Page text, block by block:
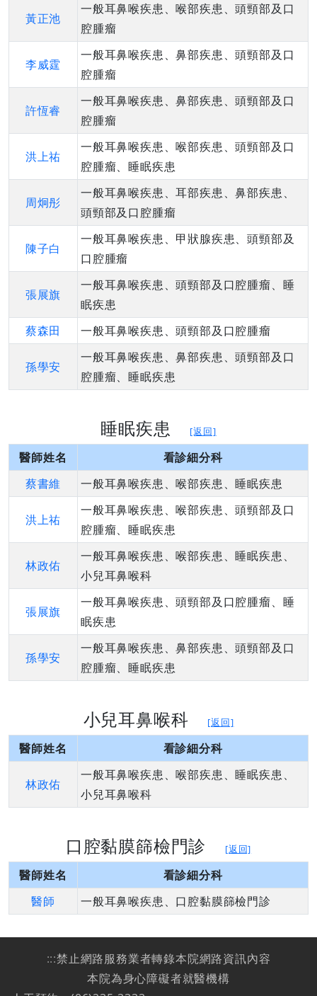
黃正池
一般耳鼻喉疾患、喉部疾患、頭頸部及口
腔腫瘤
李威霆
一般耳鼻喉疾患、鼻部疾患、頭頸部及口
腔腫瘤
許恆睿
一般耳鼻喉疾患、鼻部疾患、頭頸部及口
腔腫瘤
洪上祐
一般耳鼻喉疾患、喉部疾患、頭頸部及口
腔腫瘤、睡眠疾患
周炯彤
一般耳鼻喉疾患、耳部疾患、鼻部疾患、
頭頸部及口腔腫瘤
陳子白
一般耳鼻喉疾患、甲狀腺疾患、頭頸部及
口腔腫瘤
張展旗
一般耳鼻喉疾患、頭頸部及口腔腫瘤、睡
眠疾患
蔡森田
一般耳鼻喉疾患、頭頸部及口腔腫瘤
孫學安
一般耳鼻喉疾患、鼻部疾患、頭頸部及口
腔腫瘤、睡眠疾患
睡眠疾患 [返回]
醫師姓名
看診細分科
蔡書維
一般耳鼻喉疾患、喉部疾患、睡眠疾患
洪上祐
一般耳鼻喉疾患、喉部疾患、頭頸部及口
腔腫瘤、睡眠疾患
林政佑
一般耳鼻喉疾患、喉部疾患、睡眠疾患、
小兒耳鼻喉科
張展旗
一般耳鼻喉疾患、頭頸部及口腔腫瘤、睡
眠疾患
孫學安
一般耳鼻喉疾患、鼻部疾患、頭頸部及口
腔腫瘤、睡眠疾患
小兒耳鼻喉科 [返回]
醫師姓名 看診細分科
林政佑
一般耳鼻喉疾患、喉部疾患、睡眠疾患、
小兒耳鼻喉科
口腔黏膜篩檢門診 [返回]
醫師姓名
看診細分科
醫師
一般耳鼻喉疾患、口腔黏膜篩檢門診
:::禁止網路服務業者轉錄本院網路資訊內容
本院為身心障礙者就醫機構